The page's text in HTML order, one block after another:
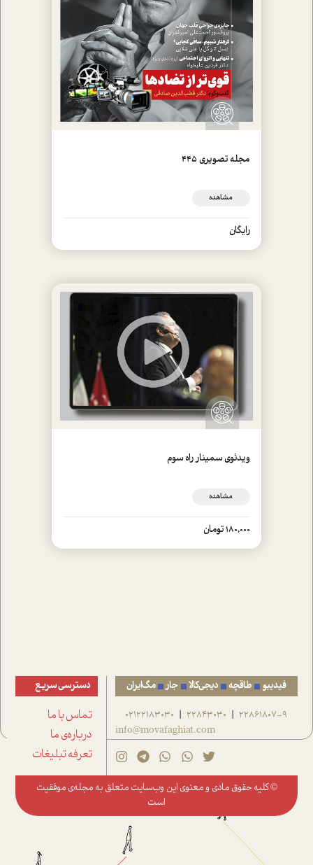
مجله تصويري 445
مشاهده
رایگان
ويدئوي سمينار راه سوم
مشاهده
180,000 تومان
فیدیبو طاقچه دیجی‌کالا جار مگ‌ایران
22861807-9
|
22843030
|
02122183030
info@movafaghiat.com
دسترسی سریع
تماس با ما
درباره‌ی ما
تعرفه تبلیغات
© کلیه حقوق مادی و معنوی این وب‌سایت متعلق به مجله‌ی موفقیت
است